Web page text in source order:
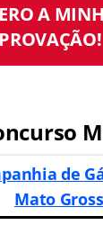
A
de
Mato